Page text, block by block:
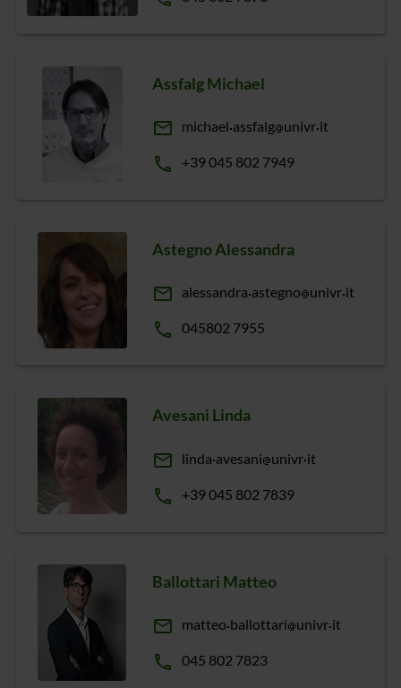
Assfalg Michael
email michael assfalg univr it
phone +39 045 802 7949
Astegno Alessandra
email alessandra astegno univr it
phone 045802 7955
Avesani Linda
email linda avesani univr it
phone +39 045 802 7839
Ballottari Matteo
email matteo ballottari univr it
phone 045 802 7823